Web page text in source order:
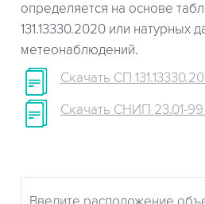
определяется на основе
131.13330.2020 или натурных
метеонаблюдений.
Скачать СП
Скачать СНИП 23.01-99